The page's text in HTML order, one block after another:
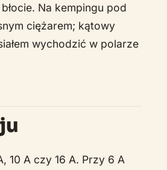
Na kempingu pod
ciężarem; kątowy
wychodzić w polarze
10 A czy 16 A. Przy 6 A